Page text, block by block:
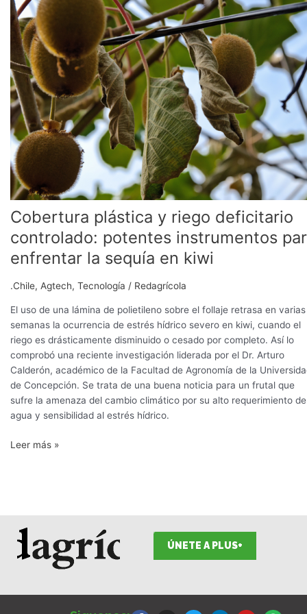
Cobertura plástica y riego deficitario
controlado: potentes instrumentos
enfrentar la sequía en kiwi
.Chile, Agtech, Tecnología / Redagrícola
El uso de una lámina de polietileno sobre el follaje retrasa en varias
semanas la ocurrencia de estrés hídrico severo en kiwi, cuando el
riego es drásticamente disminuido o cesado por completo. Así lo
comprobó una reciente investigación liderada por el Dr. Arturo
Calderón, académico de la Facultad de Agronomía de la
de Concepción. Se trata de una buena noticia para un frutal que
sufre la amenaza del cambio climático por su alto requerimiento de
agua y sensibilidad al estrés hídrico.
y
riego
deficitario
controlado:
potentes
instrumentos
para
enfrentar
la
sequía
en
kiwi
Leer más »
ÚNETE A PLUS+